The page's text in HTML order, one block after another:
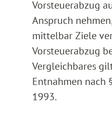
Vorsteuerabzug
Anspruch
mittelbar Ziele
Vorsteuerabzug
Vergleichbares
Entnahmen nach
1993.